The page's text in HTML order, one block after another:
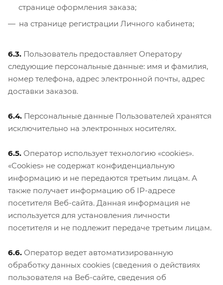
странице оформления заказа;
на странице регистрации Личного кабинета;
6.3. Пользователь предоставляет Оператору
следующие персональные данные: имя и фамилия,
номер телефона, адрес электронной почты, адрес
доставки заказов.
6.4. Персональные данные Пользователей хранятся
исключительно на электронных носителях.
6.5. Оператор использует технологию «cookies».
«Cookies» не содержат конфиденциальную
информацию и не передаются третьим лицам. А
также получает информацию об IP-адресе
посетителя Веб-сайта. Данная информация не
используется для установления личности
посетителя и не подлежит передаче третьим лицам.
6.6. Оператор ведет автоматизированную
обработку данных cookies (сведения о действиях
пользователя на Веб-сайте, сведения об